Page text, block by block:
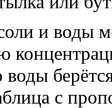
и воды
с